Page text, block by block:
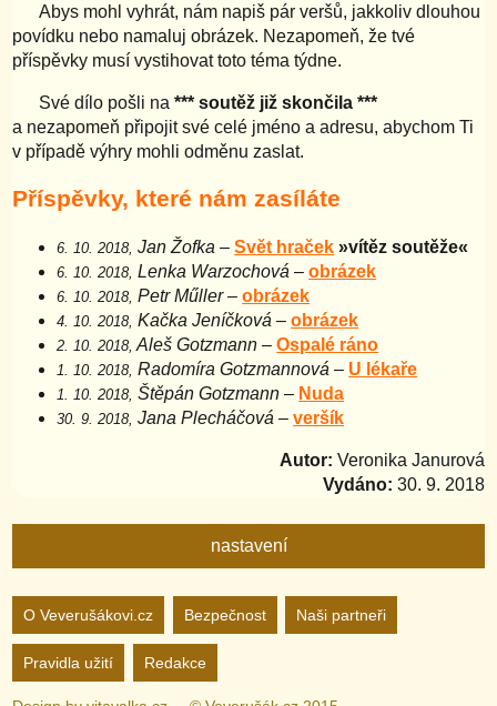
Abys mohl vyhrát, nám napiš pár veršů, jakkoliv dlouhou
povídku nebo namaluj obrázek. Nezapomeň, že tvé
příspěvky musí vystihovat toto téma týdne.
Své dílo pošli na*** soutěž již skončila ***
a nezapomeň připojit své celé jméno a adresu, abychom Ti
v případě výhry mohli odměnu zaslat.
Příspěvky, které nám zasíláte
6. 10. 2018, Jan Žofka –Svět hraček »vítěz soutěže«
6. 10. 2018, Lenka Warzochová –obrázek
6. 10. 2018, Petr Műller–obrázek
4. 10. 2018, Kačka Jeníčková –obrázek
2. 10. 2018, Aleš Gotzmann –Ospalé ráno
1. 10. 2018, Radomíra Gotzmannová – U lékaře
1. 10. 2018, Štěpán Gotzmann – Nuda
30. 9. 2018, Jana Plecháčová –veršík
Autor: Veronika Janurová
Vydáno: 30. 9. 2018
nastavení
Nastavení webu
Animované
O Veverušákovi.cz Bezpečnost Naši partneři
Pravidla užití Redakce